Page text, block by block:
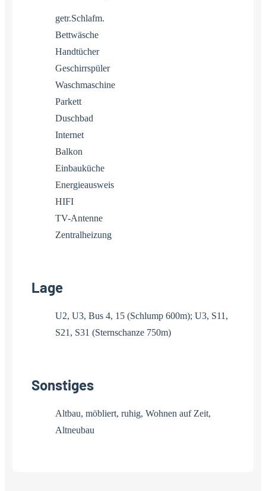
getr.Schlafm.
Bettwäsche
Handtücher
Geschirrspüler
Waschmaschine
Parkett
Duschbad
Internet
Balkon
Einbauküche
Energieausweis
HIFI
TV-Antenne
Zentralheizung
Lage
U2, U3, Bus 4, 15 (Schlump 600m); U3, S11,
S21, S31 (Sternschanze 750m)
Sonstiges
Altbau, möbliert, ruhig, Wohnen auf Zeit,
Altneubau